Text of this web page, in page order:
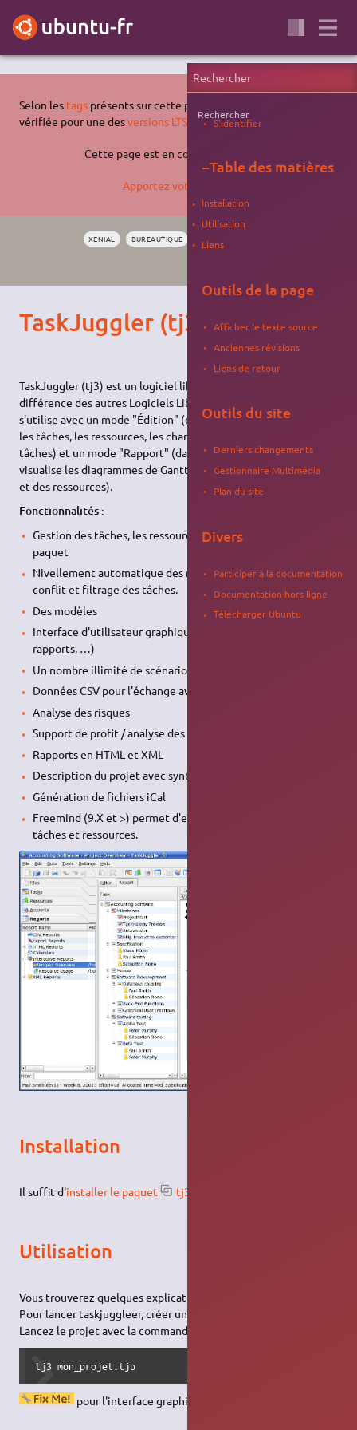
Selon les tags présents sur cette page, celle-ci n'a pas été
vérifiée pour une desversions LTS supportées d'Ubuntu
Cette page est en cours de rédaction.
Apportez votre aide…
XENIAL BUREAUTIQUE GESTION DE PROJET
TaskJuggler (tj3)
TaskJuggler (tj3) est un logiciel libre de gestion de projet. À la
différence des autres Logiciels Libres de gestion de projet, il
s'utilise avec un mode "Édition" (dans lequel l'utilisateur décrit
les tâches, les ressources, les charges, la dépendance entre
tâches) et un mode "Rapport" (dans lequel l'utilisateur
visualise les diagrammes de Gantt, les diagrammes des tâches
et des ressources).
Fonctionnalités :
Gestion des tâches, les ressources et les coûts dans un seul
paquet
Nivellement automatique des ressources, résolution des
conflit et filtrage des tâches.
Des modèles
Interface d'utilisateur graphique (diagrammes de Gantt,
rapports, …)
Un nombre illimité de scénarios
Données CSV pour l'échange avec les suites Office
Analyse des risques
Support de profit / analyse des pertes
Rapports en HTML et XML
Description du projet avec syntaxe macros
Génération de fichiers iCal
Freemind (9.X et >) permet d'exporter vers taskjuggler les
tâches et ressources.
Installation
Il suffit d'installer le paquet tj3
Utilisation
Vous trouverez quelques explications
Pour lancer taskjuggleer, créer un fichier .tji et .tjp.
Lancez le projet avec la commande:
tj3 mon_projet.tjp
pour l'interface graphique??
Rechercher
S'identifier
−Table des matières
Installation
Utilisation
Liens
Outils de la page
Afficher le texte source
Anciennes révisions
Liens de retour
Outils du site
Derniers changements
Gestionnaire Multimédia
Plan du site
Divers
Participer à la documentation
Documentation hors ligne
Télécharger Ubuntu